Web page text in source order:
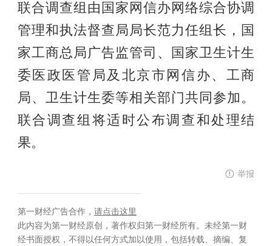
联合调查组由国家网信办网络综合协调
管理和执法督查局局长范力任组长，国
家工商总局广告监管司、国家卫生计生
委医政医管局及北京市网信办、工商
局、卫生计生委等相关部门共同参加。
联合调查组将适时公布调查和处理结
果。
举报
第一财经广告合作， 请点击这里
此内容为第一财经原创，著作权归第一财经所有。未经第一财
经书面授权，不得以任何方式加以使用，包括转载、摘编、复